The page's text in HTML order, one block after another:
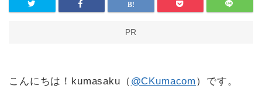
PR
こんにちは！kumasaku（ @CKumacom ）です。